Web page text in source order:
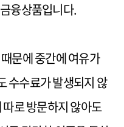
융상품입니다.
문에 중간에 여유가
수수료가 발생되지 않
로 방문하지 않아도